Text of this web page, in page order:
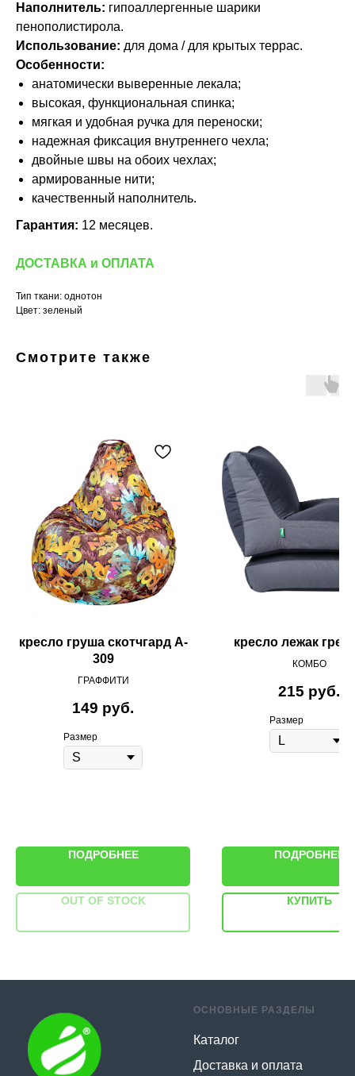
Наполнитель: гипоаллергенные шарики
пенополистирола.
Использование: для дома / для крытых террас.
Особенности:
анатомически выверенные лекала;
высокая, функциональная спинка;
мягкая и удобная ручка для переноски;
надежная фиксация внутреннего чехла;
двойные швы на обоих чехлах;
армированные нити;
качественный наполнитель.
Гарантия: 12 месяцев.
ДОСТАВКА и ОПЛАТА
Тип ткани: однотон
Цвет: зеленый
Смотрите также
кресло груша скотчгард A-
309
ГРАФФИТИ
149 руб.
Размер
ПОДРОБНЕЕ
OUT OF STOCK
кресло лежак
КОМБО
215 руб.
Размер
ПОДРОБНЕЕ
КУПИТЬ
ОСНОВНЫЕ РАЗДЕЛЫ
Каталог
Доставка и оплата